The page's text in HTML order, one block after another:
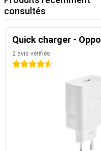
consultés
Quick charger - Oppo
2 avis vérifiés
4.5 étoiles